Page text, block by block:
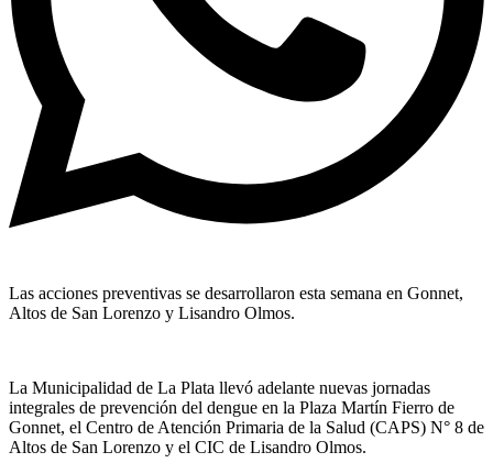
Las acciones preventivas se desarrollaron esta semana en Gonnet,
Altos de San Lorenzo y Lisandro Olmos.
La Municipalidad de La Plata llevó adelante nuevas jornadas
integrales de prevención del dengue en la Plaza Martín Fierro de
Gonnet, el Centro de Atención Primaria de la Salud (CAPS) N° 8 de
Altos de San Lorenzo y el CIC de Lisandro Olmos.